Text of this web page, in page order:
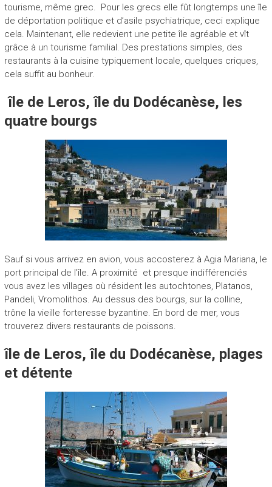
tourisme, même grec. Pour les grecs elle fût longtemps une île
de déportation politique et d’asile psychiatrique, ceci explique
cela. Maintenant, elle redevient une petite île agréable et vît
grâce à un tourisme familial. Des prestations simples, des
restaurants à la cuisine typiquement locale, quelques criques,
cela suffit au bonheur.
île de Leros, île du Dodécanèse, les
quatre bourgs
Sauf si vous arrivez en avion, vous accosterez à Agia Mariana, le
port principal de l’île. A proximité et presque indifférenciés
vous avez les villages où résident les autochtones, Platanos,
Pandeli, Vromolithos. Au dessus des bourgs, sur la colline,
trône la vieille forteresse byzantine. En bord de mer, vous
trouverez divers restaurants de poissons.
île de Leros, île du Dodécanèse, plages
et détente